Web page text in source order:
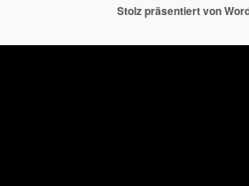
Stolz präsentiert von